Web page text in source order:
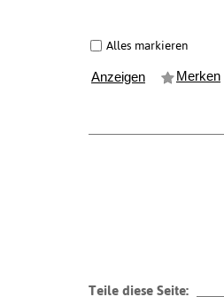
Alles markieren
Anzeigen Merken
Teile diese Seite: